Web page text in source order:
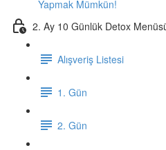
Yapmak Mümkün!
2. Ay 10 Günlük Detox
Alışveriş Listesi
1. Gün
2. Gün